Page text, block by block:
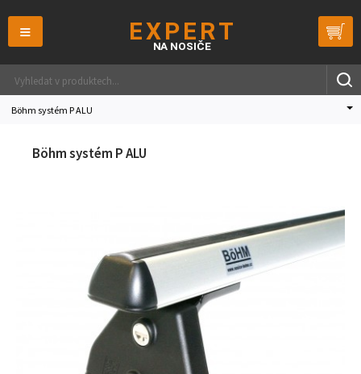
≡
Böhm systém P ALU
Böhm systém P ALU